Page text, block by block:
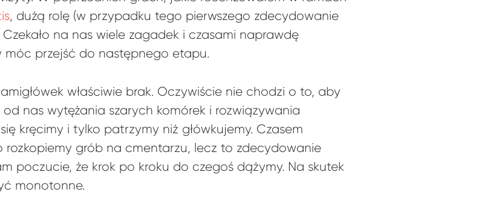
, dużą rolę (w przypadku tego pierwszego zdecydowanie
na nas wiele zagadek i czasami naprawdę
móc przejść do następnego etapu.
właściwie brak. Oczywiście nie chodzi o to, aby
nas wytężania szarych komórek i rozwiązywania
kręcimy i tylko patrzymy niż główkujemy. Czasem
rozkopiemy grób na cmentarzu, lecz to zdecydowanie
poczucie, że krok po kroku do czegoś dążymy. Na skutek
monotonne.